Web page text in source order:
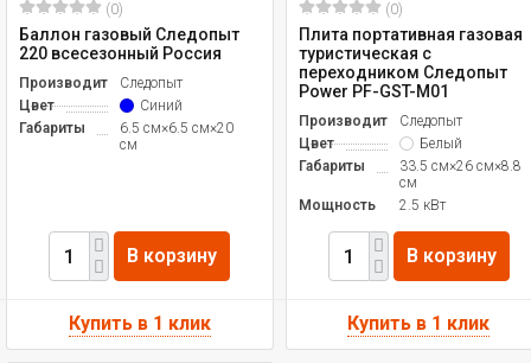
(0)
Баллон газовый Следопыт
220 всесезонный Россия
ПроизводительСледопыт
Цвет
Синий
Габариты
6.5 см×6.5 см×20
см
В корзину
(0)
Плита портативная газовая
туристическая с
переходником Следопыт
Power PF-GST-M01
ПроизводительСледопыт
Цвет
Белый
Габариты
33.5 см×26 см×8.8
см
Мощность
2.5 кВт
В корзину